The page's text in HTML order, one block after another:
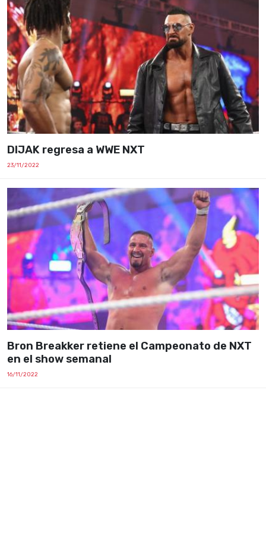
DIJAK regresa a WWE NXT
23/11/2022
Bron Breakker retiene el Campeonato de NXT
en el show semanal
16/11/2022